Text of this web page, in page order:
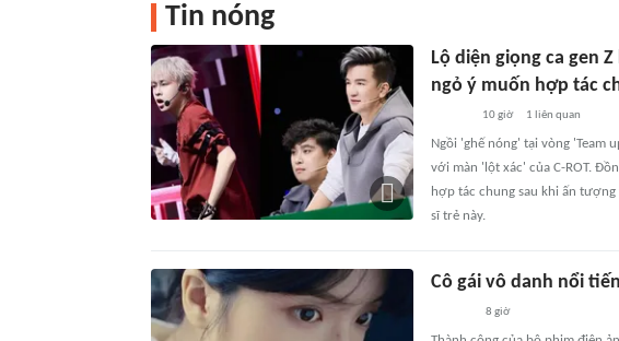
Tin nóng
Lộ diện giọng ca gen
ngỏ ý muốn hợp tác
10 giờ 1 liên quan
Ngồi 'ghế nóng' tại vòng 'Team
với màn 'lột xác' của C-ROT.
hợp tác chung sau khi ấn
sĩ trẻ này.
Cô gái vô danh nổi
8 giờ